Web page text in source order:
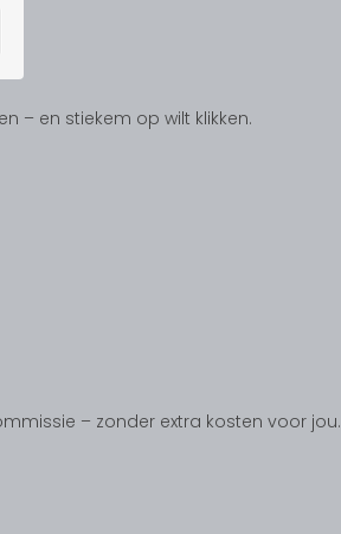
– en stiekem op wilt klikken.
– zonder extra kosten voor jou.